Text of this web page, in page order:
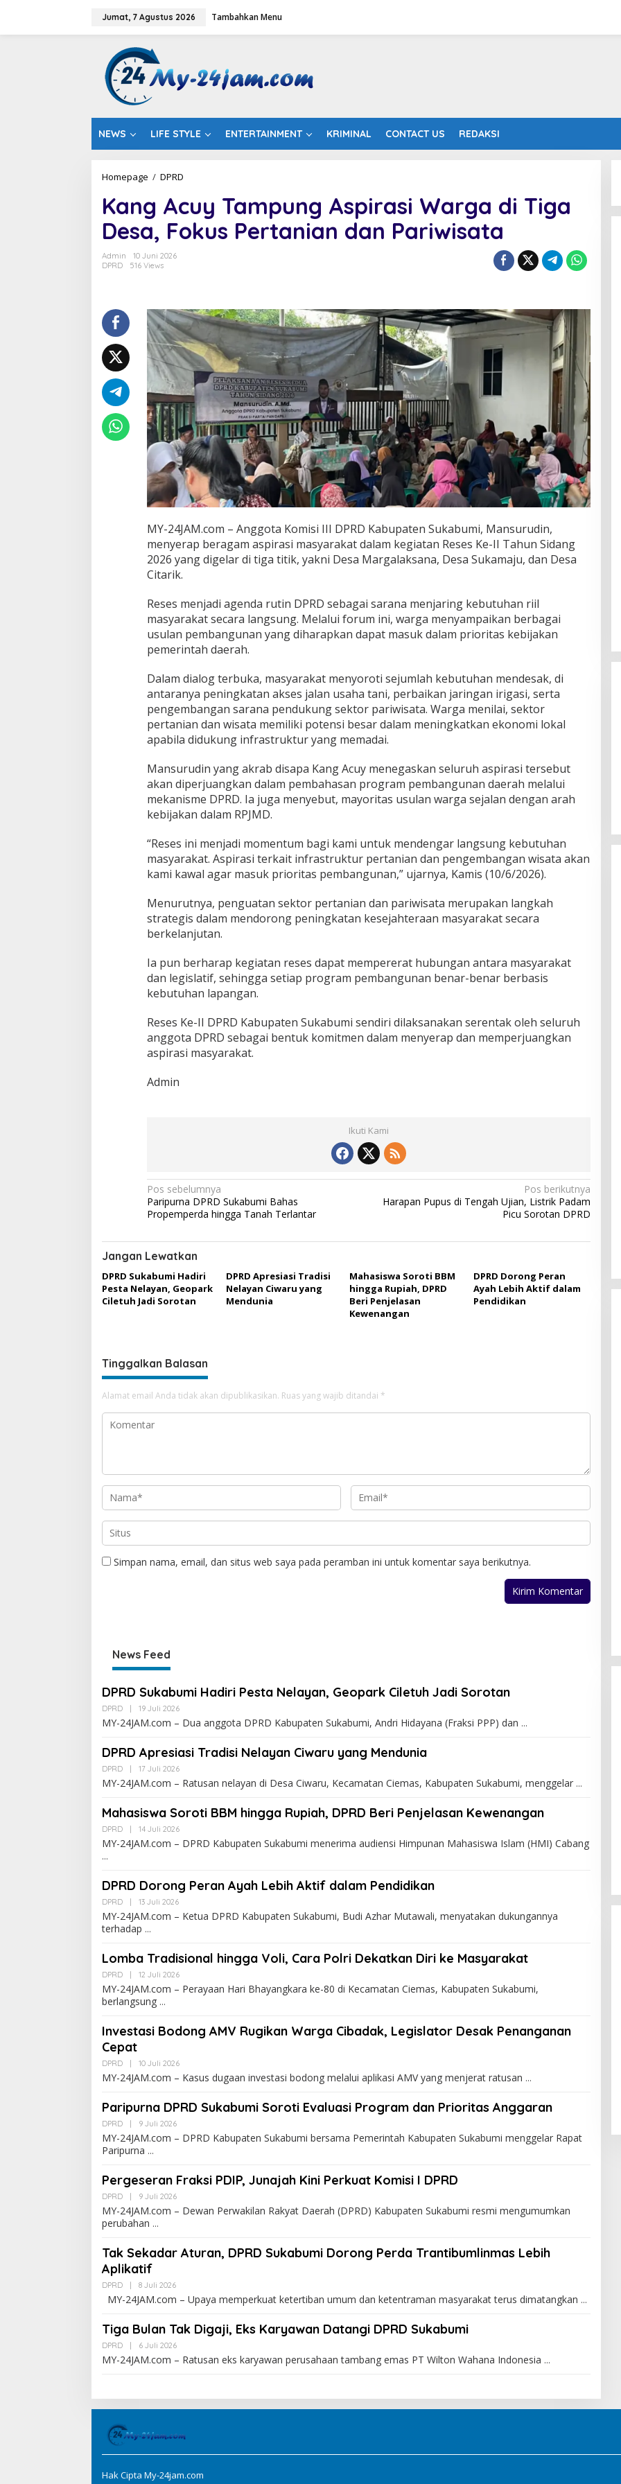
Jumat, 7 Agustus 2026 Tambahkan Menu
NEWS LIFE STYLE ENTERTAINMENT KRIMINAL CONTACT US REDAKSI
Homepage / DPRD
n
g
A
c
p
u
n
g
A
s
i
r
a
s
i
W
a
r
g
d
T
i
D
s
a
,
o
u
s
P
e
a
n
i
a
d
a
n
P
r
w
i
a
t
a
Kang Acuy Tampung Aspirasi Warga di Tiga
Desa, Fokus Pertanian dan Pariwisata
Admin
10 Juni 2026
DPRD
516 Views
MY-24JAM.com – Anggota Komisi III DPRD Kabupaten Sukabumi, Mansurudin,
menyerap beragam aspirasi masyarakat dalam kegiatan Reses Ke-II Tahun Sidang
2026 yang digelar di tiga titik, yakni Desa Margalaksana, Desa Sukamaju, dan Desa
Citarik.
Reses menjadi agenda rutin DPRD sebagai sarana menjaring kebutuhan riil
masyarakat secara langsung. Melalui forum ini, warga menyampaikan berbagai
usulan pembangunan yang diharapkan dapat masuk dalam prioritas kebijakan
pemerintah daerah.
Dalam dialog terbuka, masyarakat menyoroti sejumlah kebutuhan mendesak, di
antaranya peningkatan akses jalan usaha tani, perbaikan jaringan irigasi, serta
pengembangan sarana pendukung sektor pariwisata. Warga menilai, sektor
pertanian dan wisata memiliki potensi besar dalam meningkatkan ekonomi lokal
apabila didukung infrastruktur yang memadai.
Mansurudin yang akrab disapa Kang Acuy menegaskan seluruh aspirasi tersebut
akan diperjuangkan dalam pembahasan program pembangunan daerah melalui
mekanisme DPRD. Ia juga menyebut, mayoritas usulan warga sejalan dengan arah
kebijakan dalam RPJMD.
“Reses ini menjadi momentum bagi kami untuk mendengar langsung kebutuhan
masyarakat. Aspirasi terkait infrastruktur pertanian dan pengembangan wisata akan
kami kawal agar masuk prioritas pembangunan,” ujarnya, Kamis (10/6/2026).
Menurutnya, penguatan sektor pertanian dan pariwisata merupakan langkah
strategis dalam mendorong peningkatan kesejahteraan masyarakat secara
berkelanjutan.
Ia pun berharap kegiatan reses dapat mempererat hubungan antara masyarakat
dan legislatif, sehingga setiap program pembangunan benar-benar berbasis
kebutuhan lapangan.
Reses Ke-II DPRD Kabupaten Sukabumi sendiri dilaksanakan serentak oleh seluruh
anggota DPRD sebagai bentuk komitmen dalam menyerap dan memperjuangkan
aspirasi masyarakat.
Admin
Ikuti Kami
N
a
i
g
a
s
o
s
Pos sebelumnya
Paripurna DPRD Sukabumi Bahas
Propemperda hingga Tanah Terlantar
Pos berikutnya
Harapan Pupus di Tengah Ujian, Listrik Padam
Picu Sorotan DPRD
Jangan Lewatkan
DPRD Sukabumi Hadiri
Pesta Nelayan, Geopark
Ciletuh Jadi Sorotan
DPRD Apresiasi Tradisi
Nelayan Ciwaru yang
Mendunia
Mahasiswa Soroti BBM
hingga Rupiah, DPRD
Beri Penjelasan
Kewenangan
DPRD Dorong Peran
Ayah Lebih Aktif dalam
Pendidikan
Tinggalkan Balasan
Alamat email Anda tidak akan dipublikasikan. Ruas yang wajib ditandai *
Simpan nama, email, dan situs web saya pada peramban ini untuk komentar saya berikutnya.
News Feed
DPRD Sukabumi Hadiri Pesta Nelayan, Geopark Ciletuh Jadi Sorotan
DPRD | 19 Juli 2026
MY-24JAM.com – Dua anggota DPRD Kabupaten Sukabumi, Andri Hidayana (Fraksi PPP) dan
DPRD Apresiasi Tradisi Nelayan Ciwaru yang Mendunia
DPRD | 17 Juli 2026
MY-24JAM.com – Ratusan nelayan di Desa Ciwaru, Kecamatan Ciemas, Kabupaten Sukabumi, menggelar
Mahasiswa Soroti BBM hingga Rupiah, DPRD Beri Penjelasan Kewenangan
DPRD | 14 Juli 2026
MY-24JAM.com – DPRD Kabupaten Sukabumi menerima audiensi Himpunan Mahasiswa Islam (HMI) Cabang
DPRD Dorong Peran Ayah Lebih Aktif dalam Pendidikan
DPRD | 13 Juli 2026
MY-24JAM.com – Ketua DPRD Kabupaten Sukabumi, Budi Azhar Mutawali, menyatakan dukungannya
terhadap
Lomba Tradisional hingga Voli, Cara Polri Dekatkan Diri ke Masyarakat
DPRD | 12 Juli 2026
MY-24JAM.com – Perayaan Hari Bhayangkara ke-80 di Kecamatan Ciemas, Kabupaten Sukabumi,
berlangsung
Investasi Bodong AMV Rugikan Warga Cibadak, Legislator Desak Penanganan
Cepat
DPRD | 10 Juli 2026
MY-24JAM.com – Kasus dugaan investasi bodong melalui aplikasi AMV yang menjerat ratusan
Paripurna DPRD Sukabumi Soroti Evaluasi Program dan Prioritas Anggaran
DPRD | 9 Juli 2026
MY-24JAM.com – DPRD Kabupaten Sukabumi bersama Pemerintah Kabupaten Sukabumi menggelar Rapat
Paripurna
Pergeseran Fraksi PDIP, Junajah Kini Perkuat Komisi I DPRD
DPRD | 9 Juli 2026
MY-24JAM.com – Dewan Perwakilan Rakyat Daerah (DPRD) Kabupaten Sukabumi resmi mengumumkan
perubahan
Tak Sekadar Aturan, DPRD Sukabumi Dorong Perda Trantibumlinmas Lebih
Aplikatif
DPRD | 8 Juli 2026
MY-24JAM.com – Upaya memperkuat ketertiban umum dan ketentraman masyarakat terus dimatangkan
Tiga Bulan Tak Digaji, Eks Karyawan Datangi DPRD Sukabumi
DPRD | 6 Juli 2026
MY-24JAM.com – Ratusan eks karyawan perusahaan tambang emas PT Wilton Wahana Indonesia
Ditakuti Daihatsu Indonesia?
Di JAWA BARAT, KRIMINAL, OLAHRAGA, OTOMOTIF,
POLITIK
| 20 Februari 2018
Hak Cipta My-24jam.com